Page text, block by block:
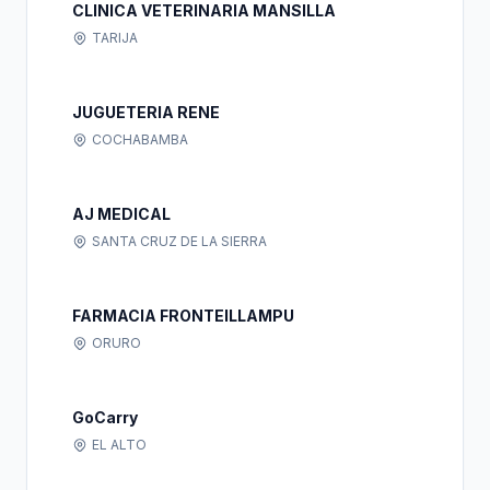
CLINICA VETERINARIA MANSILLA
TARIJA
JUGUETERIA RENE
COCHABAMBA
AJ MEDICAL
SANTA CRUZ DE LA SIERRA
FARMACIA FRONTEILLAMPU
ORURO
GoCarry
EL ALTO